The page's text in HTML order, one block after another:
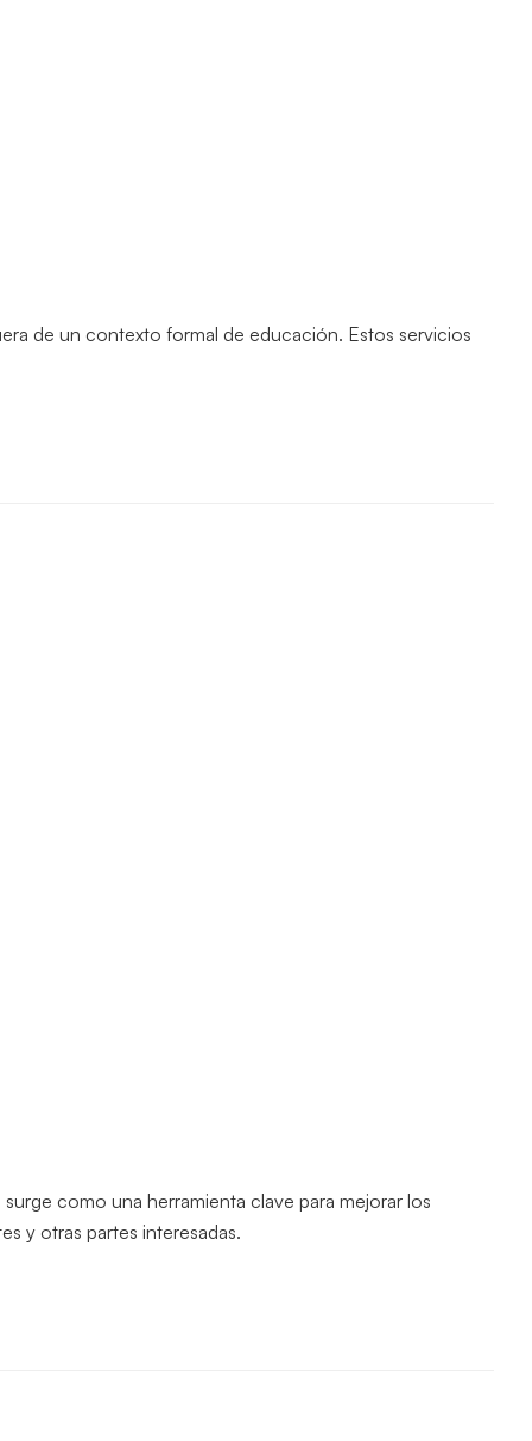
de un contexto formal de educación. Estos servicios
surge como una herramienta clave para mejorar los
y otras partes interesadas.